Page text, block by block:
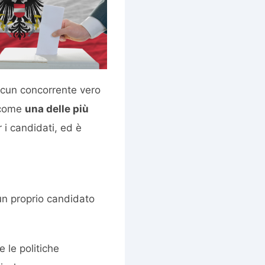
concorrente vero
una delle più
i candidati, ed è
proprio candidato
le politiche